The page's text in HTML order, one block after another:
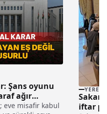
Şans oyunu
ağır
eve misafir kabul
YEREL
iftar